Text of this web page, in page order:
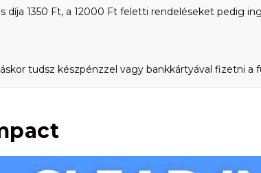
1350 Ft, a 12000 Ft feletti rendeléseket pedig
tudsz készpénzzel vagy bankkártyával fizetni a